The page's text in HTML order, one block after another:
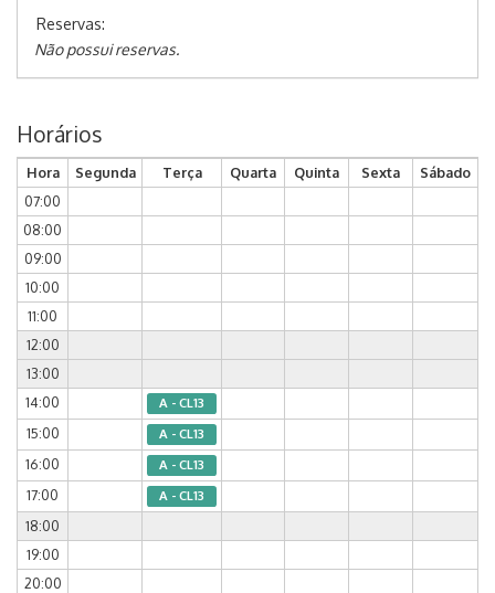
Reservas:
Não possui reservas.
Horários
Hora Segunda Terça Quarta Quinta Sexta
Sábado
07:00
08:00
09:00
10:00
11:00
12:00
13:00
14:00
A - CL13
15:00 A - CL13
16:00 A - CL13
17:00 A - CL13
18:00
19:00
20:00